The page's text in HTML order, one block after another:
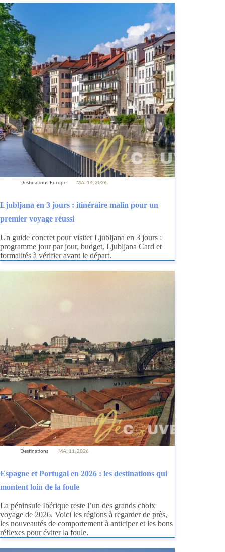
Destinations Europe MAI 14, 2026
Ljubljana en 3 jours : itinéraire malin pour un
premier voyage réussi
Un guide concret pour visiter Ljubljana en 3 jours :
programme jour par jour, budget, Ljubljana Card et
formalités à vérifier avant le départ.
Destinations MAI 11, 2026
Espagne et Portugal en 2026 : les destinations qui
montent loin de la foule
La péninsule Ibérique reste l’un des grands choix
voyage de 2026. Voici les régions à regarder de près,
les nouveautés de comportement à anticiper et les bons
réflexes pour éviter la foule.